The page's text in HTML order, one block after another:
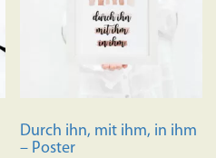
Durch ihn, mit ihm, in ihm
– Poster